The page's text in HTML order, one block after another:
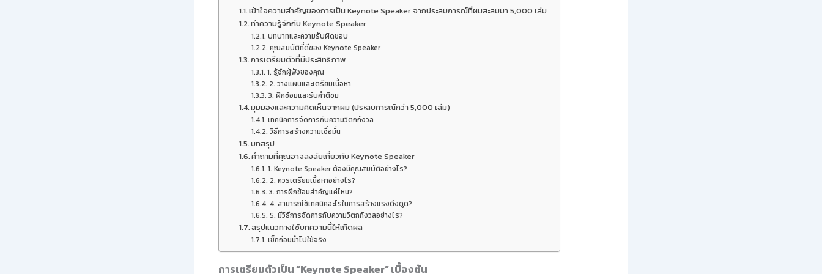
เข้าใจความสำคัญของการเป็น Keynote Speaker จากประสบการณ์ที่ผมสะสมมา 5,000 เล่ม
ทำความรู้จักกับ Keynote Speaker
บทบาทและความรับผิดชอบ
คุณสมบัติที่ดีของ Keynote Speaker
การเตรียมตัวที่มีประสิทธิภาพ
1. รู้จักผู้ฟังของคุณ
2. วางแผนและเตรียมเนื้อหา
3. ฝึกซ้อมและรับคำติชม
มุมมองและความคิดเห็นจากผม (ประสบการณ์กว่า 5,000 เล่ม)
เทคนิคการจัดการกับความวิตกกังวล
วิธีการสร้างความเชื่อมั่น
บทสรุป
คำถามที่คุณอาจสงสัยเกี่ยวกับ Keynote Speaker
1. Keynote Speaker ต้องมีคุณสมบัติอย่างไร?
2. ควรเตรียมเนื้อหาอย่างไร?
3. การฝึกซ้อมสำคัญแค่ไหน?
4. สามารถใช้เทคนิคอะไรในการสร้างแรงดึงดูด?
5. มีวิธีการจัดการกับความวิตกกังวลอย่างไร?
สรุปแนวทางใช้บทความนี้ให้เกิดผล
เช็กก่อนนำไปใช้จริง
การเตรียมตัวเป็น “Keynote Speaker” เบื้องต้น